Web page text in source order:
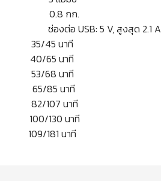
ก.
V, สูงสุด 2.1 A
มาณ 35/45 นาที
มาณ 40/65 นาที
มาณ 53/68 นาที
มาณ 65/85 นาที
มาณ 82/107 นาที
าณ 100/130 นาที
าณ 109/181 นาที